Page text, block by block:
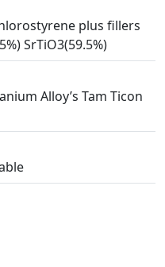
plus fillers
SrTiO3(59.5%)
Alloy’s Tam Ticon